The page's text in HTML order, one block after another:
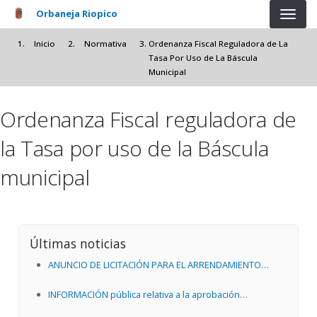
Pasar al contenido principal
Orbaneja Riopico
Inicio Normativa
Ordenanza Fiscal Reguladora de La
Tasa Por Uso de La Báscula
Municipal
Ordenanza Fiscal reguladora de
la Tasa por uso de la Báscula
municipal
Últimas noticias
ANUNCIO DE LICITACIÓN PARA EL ARRENDAMIENTO
MUNICIPAL EN ORBANEJA RIOPICO
INFORMACIÓN pública relativa a la aprobación